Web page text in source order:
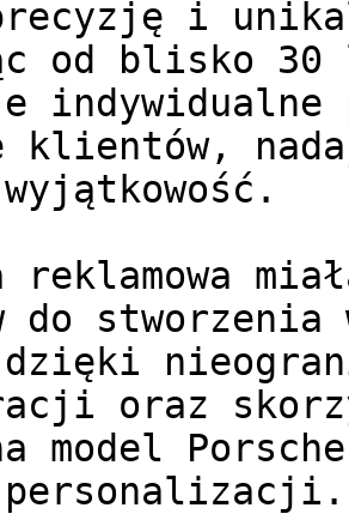
i
od blisko
klientów,
reklamowa
do stworzenia
oraz
model Porsche
personalizacji.